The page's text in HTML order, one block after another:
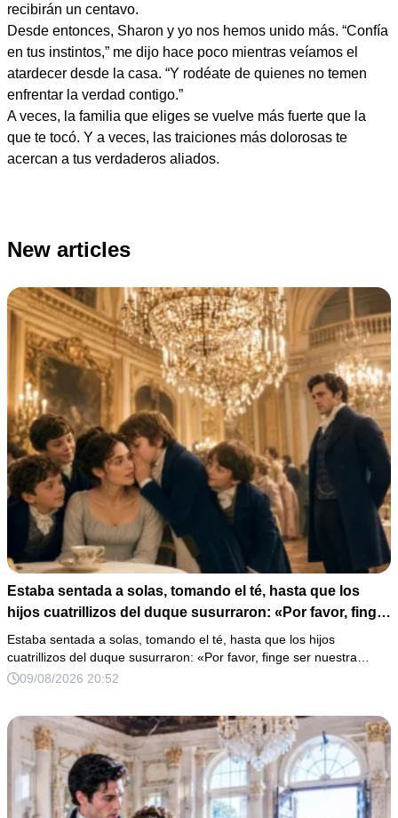
recibirán un centavo.
Desde entonces, Sharon y yo nos hemos unido más. “Confía
en tus instintos,” me dijo hace poco mientras veíamos el
atardecer desde la casa. “Y rodéate de quienes no temen
enfrentar la verdad contigo.”
A veces, la familia que eliges se vuelve más fuerte que la
que te tocó. Y a veces, las traiciones más dolorosas te
acercan a tus verdaderos aliados.
New articles
Estaba sentada a solas, tomando el té, hasta que los
hijos cuatrillizos del duque susurraron: «Por favor, finge
ser nuestra madre…»
Estaba sentada a solas, tomando el té, hasta que los hijos
cuatrillizos del duque susurraron: «Por favor, finge ser nuestra…
09/08/2026 20:52